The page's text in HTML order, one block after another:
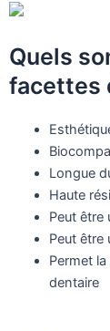
Quels
facettes
Longue
Haute
Peut être
Peut être
Permet
dentaire